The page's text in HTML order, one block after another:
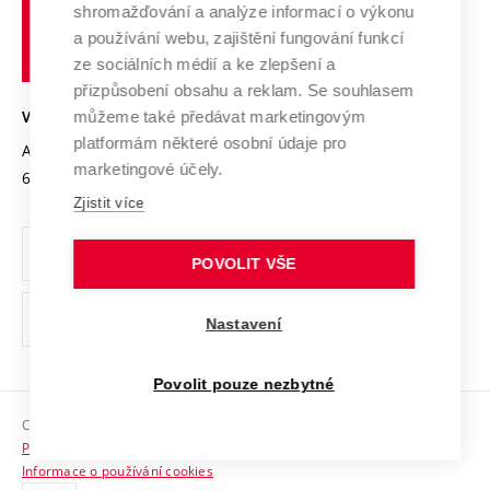
Transfer znalostí
Open Science
Projekty
Projekty ze strukturálních fondů
Specifický výzkum
Mezinárodní dohody
Univerzitní sítě
Udržitelná univerzita
Podnikavá univerzita / ContriBUTe
Bezpečná univerzita
Vyznamenání
Organizační struktura
Ochrana osobních údajů
odkaz)
Sociální bezpečí
HR Award
učení
technické
Brně
VYSOKÉ UČENÍ TECHNICKÉ V BRNĚ
Antonínská 548/1
602 00 Brno
www.vut.cz
vut@vutbr.cz
Copyright © 2026 VUT
Prohlášení o přístupnosti
Informace o používání cookies
shromažďování a analýze informací o výkonu
a používání webu, zajištění fungování funkcí
ze sociálních médií a ke zlepšení a
přizpůsobení obsahu a reklam. Se souhlasem
můžeme také předávat marketingovým
platformám některé osobní údaje pro
marketingové účely.
Zjistit více
POVOLIT VŠE
Nastavení
Povolit pouze nezbytné